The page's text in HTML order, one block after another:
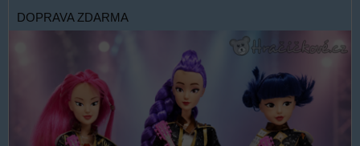
DOPRAVA ZDARMA